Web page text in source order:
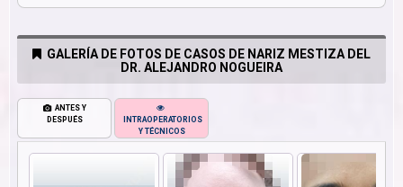
GALERÍA DE FOTOS DE CASOS DE NARIZ MESTIZA DEL
DR. ALEJANDRO NOGUEIRA
ANTES Y
DESPUÉS
INTRAOPERATORIOS
Y TÉCNICOS